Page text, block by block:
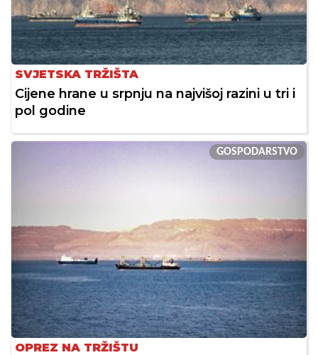
SVJETSKA TRŽIŠTA
Cijene hrane u srpnju na najvišoj razini u tri i
pol godine
GOSPODARSTVO
OPREZ NA TRŽIŠTU